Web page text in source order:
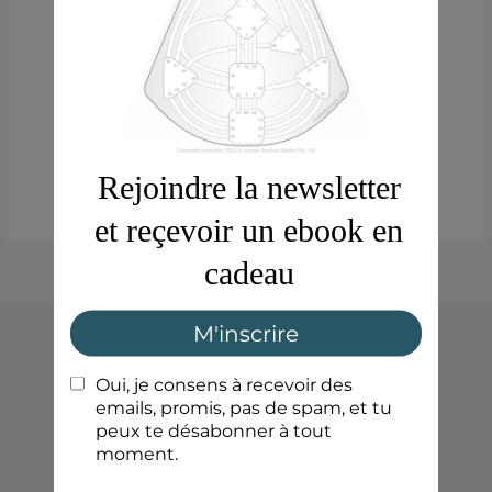
Oooh ! Accès refusé
Vous n’avez pas accès à cette zone de la
candidature. Veuillez vous adresser à votre
administrateur ou l’administratrice système.
Accueil
Blog
Boutique
Politique de confidentialité
Mentions légales
Conditions générales de ventes